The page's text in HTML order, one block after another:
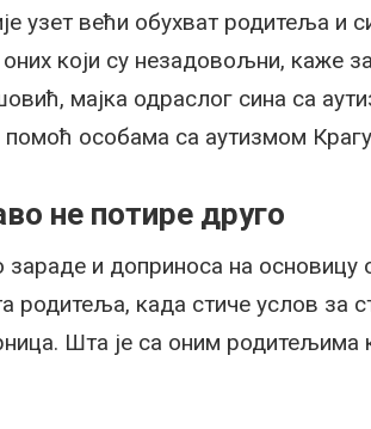
узет већи обухват родитеља и
оних који су незадовољни, каже за
мајка одраслог сина са
особама са аутизмом
не потире друго
зараде и доприноса на
родитеља, када стиче услов за
Шта је са оним родитељима